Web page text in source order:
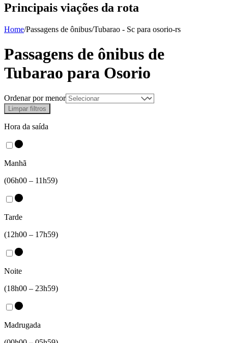
Principais viações da rota
Home/Passagens de ônibus/Tubarao - Sc para osorio-rs
Passagens de ônibus de
Tubarao para Osorio
Ordenar por menor
Limpar filtros
Hora da saída
Manhã
(06h00 – 11h59)
Tarde
(12h00 – 17h59)
Noite
(18h00 – 23h59)
Madrugada